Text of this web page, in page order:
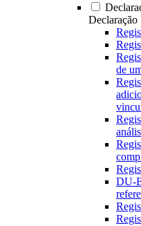
de
DU-